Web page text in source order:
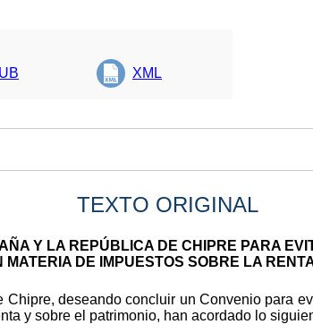
XML
TEXTO ORIGINAL
Y LA REPÚBLICA DE CHIPRE PARA
MATERIA DE IMPUESTOS SOBRE LA
deseando concluir un Convenio para
y sobre el patrimonio, han acordado lo